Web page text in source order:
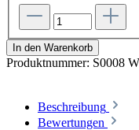
In den Warenkorb
Produktnummer: S0008
Beschreibung
Bewertungen